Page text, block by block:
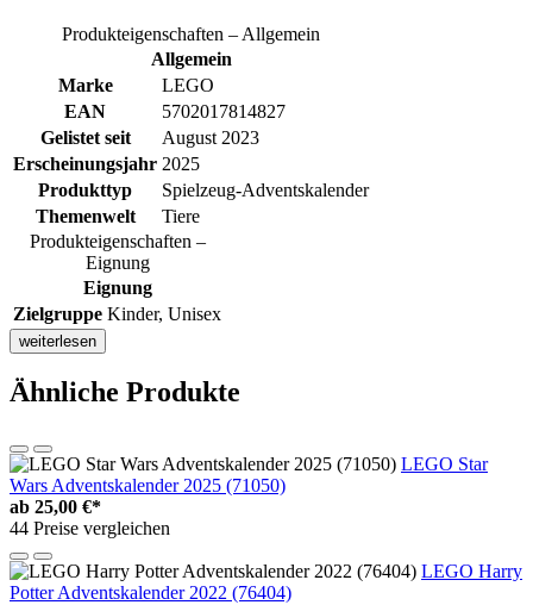
Produkteigenschaften – Allgemein
Allgemein
Marke
LEGO
EAN
5702017814827
Gelistet seit
August 2023
Erscheinungsjahr 2025
Produkttyp
Spielzeug-Adventskalender
Themenwelt
Tiere
Produkteigenschaften –
Eignung
Eignung
Zielgruppe Kinder, Unisex
weiterlesen
Ähnliche Produkte
LEGO Star
Wars Adventskalender 2025 (71050)
ab 25,00 €*
44 Preise vergleichen
LEGO Harry
Potter Adventskalender 2022 (76404)